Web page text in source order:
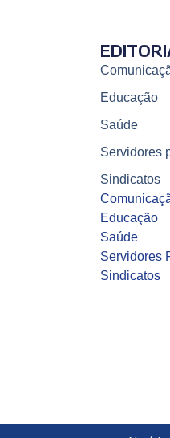
Educação
Saúde
Servidores
Sindicatos
Educação
Saúde
Servidores
Sindicatos